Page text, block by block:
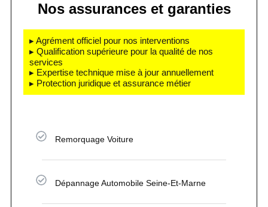
Nos assurances et garanties
▸ Agrément officiel pour nos interventions
▸ Qualification supérieure pour la qualité de nos
services
▸ Expertise technique mise à jour annuellement
▸ Protection juridique et assurance métier
Remorquage Voiture
Dépannage Automobile Seine-Et-Marne